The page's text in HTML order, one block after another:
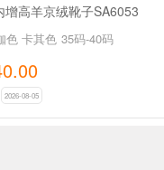
增高羊京绒靴子SA6053
色 卡其色 35码-40码
2026-08-05